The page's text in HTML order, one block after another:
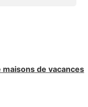
maisons de vacances